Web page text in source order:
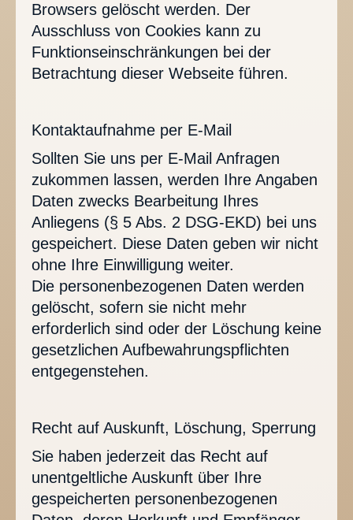
Browsers gelöscht werden. Der
Ausschluss von Cookies kann zu
Funktionseinschränkungen bei der
Betrachtung dieser Webseite führen.
Kontaktaufnahme per E-Mail
Sollten Sie uns per E-Mail Anfragen
zukommen lassen, werden Ihre Angaben
Daten zwecks Bearbeitung Ihres
Anliegens (§ 5 Abs. 2 DSG-EKD) bei uns
gespeichert. Diese Daten geben wir nicht
ohne Ihre Einwilligung weiter.
Die personenbezogenen Daten werden
gelöscht, sofern sie nicht mehr
erforderlich sind oder der Löschung keine
gesetzlichen Aufbewahrungspflichten
entgegenstehen.
Recht auf Auskunft, Löschung, Sperrung
Sie haben jederzeit das Recht auf
unentgeltliche Auskunft über Ihre
gespeicherten personenbezogenen